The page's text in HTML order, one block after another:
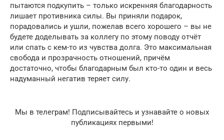
пытаются подкупить – только искренняя благодарность
лишает противника силы. Вы приняли подарок,
порадовались и ушли, пожелав всего хорошего – вы не
будете доделывать за коллегу по этому поводу отчёт
или спать с кем-то из чувства долга. Это максимальная
свобода и прозрачность отношений, причём
достаточно, чтобы благодарным был кто-то один и весь
надуманный негатив теряет силу.
Мы в телеграм! Подписывайтесь и узнавайте о новых
публикациях первыми!